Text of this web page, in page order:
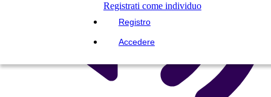
Registrati come individuo
Registro
Accedere